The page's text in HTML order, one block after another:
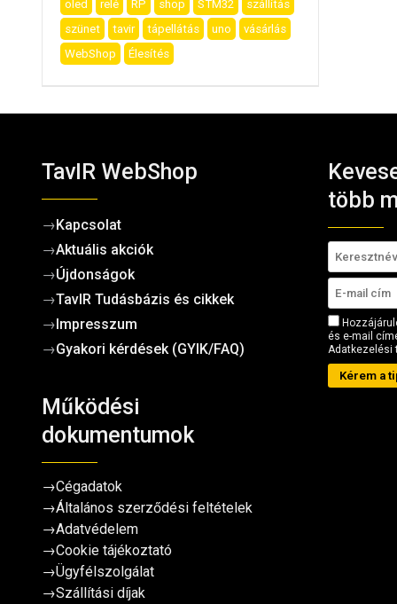
oled
relé RP shop STM32
szállítás
szünet
tavir tápellátás uno
vásárlás
WebShop
Élesítés
TavIR WebShop
→Kapcsolat
→Aktuális akciók
→Újdonságok
→TavIR Tudásbázis és cikkek
→ Impresszum
→Gyakori kérdések (GYIK/FAQ)
Működési
dokumentumok
→Cégadatok
→Általános szerződési feltételek
→Adatvédelem
→Cookie tájékoztató
→Ügyfélszolgálat
→Szállítási díjak
több
és e-mail
Adatkezelési
Kérem a